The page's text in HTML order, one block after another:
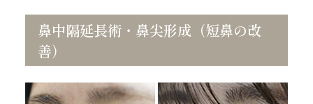
鼻中隔延長術・鼻尖形成（短鼻の改
善）